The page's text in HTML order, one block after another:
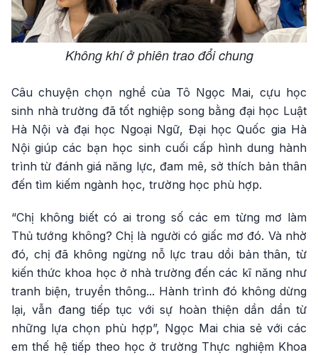
Không khí ở phiên trao đổi chung
Câu chuyện chọn nghề của Tô Ngọc Mai, cựu học
sinh nhà trường đã tốt nghiệp song bằng đại học Luật
Hà Nội và đại học Ngoại Ngữ, Đại học Quốc gia Hà
Nội giúp các bạn học sinh cuối cấp hình dung hành
trình từ đánh giá năng lực, đam mê, sở thích bản thân
đến tìm kiếm ngành học, trường học phù hợp.
“Chị không biết có ai trong số các em từng mơ làm
Thủ tướng không? Chị là người có giấc mơ đó. Và nhờ
đó, chị đã không ngừng nỗ lực trau dồi bản thân, từ
kiến thức khoa học ở nhà trường đến các kĩ năng như
tranh biện, truyền thông... Hành trình đó không dừng
lại, vẫn đang tiếp tục với sự hoàn thiện dần dần từ
những lựa chọn phù hợp”, Ngọc Mai chia sẻ với các
em thế hệ tiếp theo học ở trường Thực nghiệm Khoa